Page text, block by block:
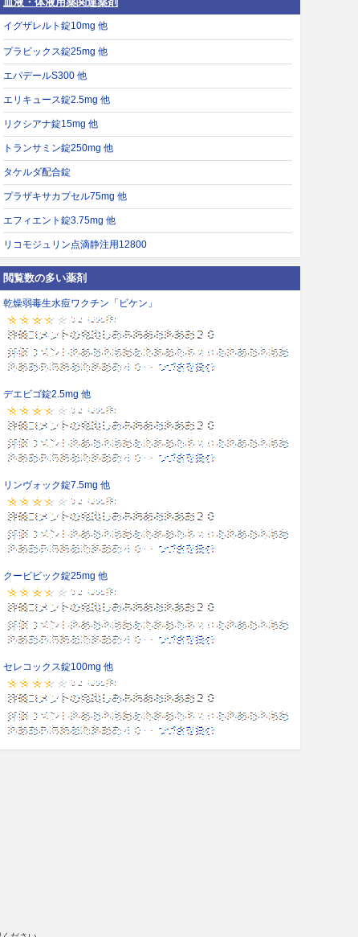
イグザレルト錠10mg 他
プラビックス錠25mg 他
エパデールS300 他
エリキュース錠2.5mg 他
リクシアナ錠15mg 他
トランサミン錠250mg 他
タケルダ配合錠
プラザキサカプセル75mg 他
エフィエント錠3.75mg 他
リコモジュリン点滴静注用12800
閲覧数の多い薬剤
乾燥弱毒生水痘ワクチン「ビケン」
デエビゴ錠2.5mg 他
リンヴォック錠7.5mg 他
クービビック錠25mg 他
セレコックス錠100mg 他